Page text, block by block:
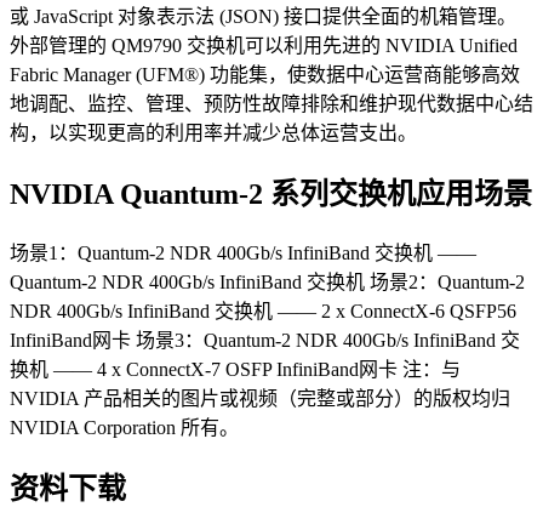
或 JavaScript 对象表示法 (JSON) 接口提供全面的机箱管理。
外部管理的 QM9790 交换机可以利用先进的 NVIDIA Unified
Fabric Manager (UFM®) 功能集，使数据中心运营商能够高效
地调配、监控、管理、预防性故障排除和维护现代数据中心结
构，以实现更高的利用率并减少总体运营支出。
NVIDIA Quantum-2 系列交换机应用场景
场景1：Quantum-2 NDR 400Gb/s InfiniBand 交换机 ——
Quantum-2 NDR 400Gb/s InfiniBand 交换机 场景2：Quantum-2
NDR 400Gb/s InfiniBand 交换机 —— 2 x ConnectX-6 QSFP56
InfiniBand网卡 场景3：Quantum-2 NDR 400Gb/s InfiniBand 交
换机 —— 4 x ConnectX-7 OSFP InfiniBand网卡 注：与
NVIDIA 产品相关的图片或视频（完整或部分）的版权均归
NVIDIA Corporation 所有。
资料下载